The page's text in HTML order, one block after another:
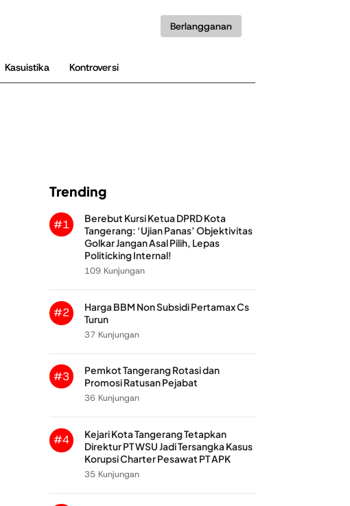
Berlangganan
Kasuistika Kontroversi
Trending
#1
Berebut Kursi Ketua DPRD Kota
Tangerang: ‘Ujian Panas’ Objektivitas
Golkar Jangan Asal Pilih, Lepas
Politicking Internal!
109 Kunjungan
#2
Harga BBM Non Subsidi Pertamax Cs
Turun
37 Kunjungan
#3
Pemkot Tangerang Rotasi dan
Promosi Ratusan Pejabat
36 Kunjungan
#4
Kejari Kota Tangerang Tetapkan
Direktur PT WSU Jadi Tersangka Kasus
Korupsi Charter Pesawat PT APK
35 Kunjungan